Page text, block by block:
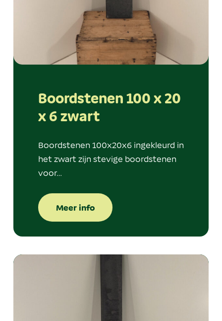
Boordstenen 100 x 20
x 6 zwart
Boordstenen 100x20x6 ingekleurd in
het zwart zijn stevige boordstenen
voor…
Meer info